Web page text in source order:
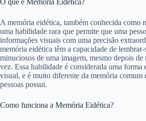
O que é Memória Eidética?
A memória eidética, também conhecida como
uma habilidade rara que permite que uma
informações visuais com uma precisão
memória eidética têm a capacidade de lembrar-
minuciosos de uma imagem, mesmo depois de
vez. Essa habilidade é considerada uma forma
visual, e é muito diferente da memória comum
pessoas possui.
Como funciona a Memória Eidética?